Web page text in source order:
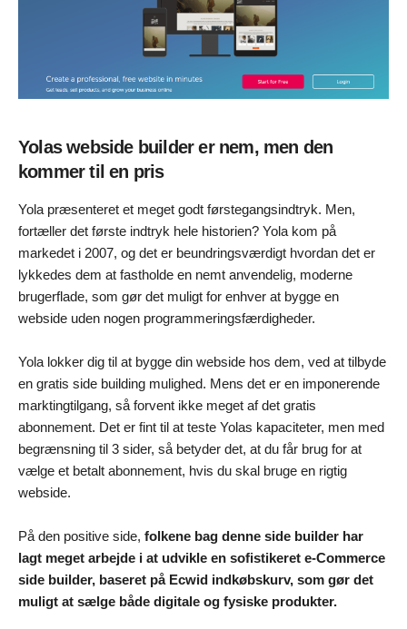
Yolas webside builder er nem, men den
kommer til en pris
Yola præsenteret et meget godt førstegangsindtryk. Men,
fortæller det første indtryk hele historien? Yola kom på
markedet i 2007, og det er beundringsværdigt hvordan det er
lykkedes dem at fastholde en nemt anvendelig, moderne
brugerflade, som gør det muligt for enhver at bygge en
webside uden nogen programmeringsfærdigheder.
Yola lokker dig til at bygge din webside hos dem, ved at tilbyde
en gratis side building mulighed. Mens det er en imponerende
marktingtilgang, så forvent ikke meget af det gratis
abonnement. Det er fint til at teste Yolas kapaciteter, men med
begrænsning til 3 sider, så betyder det, at du får brug for at
vælge et betalt abonnement, hvis du skal bruge en rigtig
webside.
På den positive side, folkene bag denne side builder har
lagt meget arbejde i at udvikle en sofistikeret e-Commerce
side builder, baseret på Ecwid indkøbskurv, som gør det
muligt at sælge både digitale og fysiske produkter.